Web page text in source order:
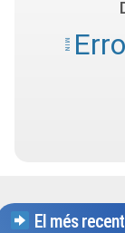
El més recent